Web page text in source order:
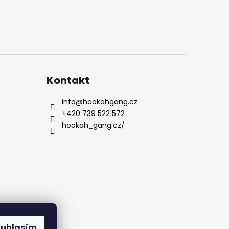
Kontakt
info@hookahgang.cz
+420 739 522 572
hookah_gang.cz/